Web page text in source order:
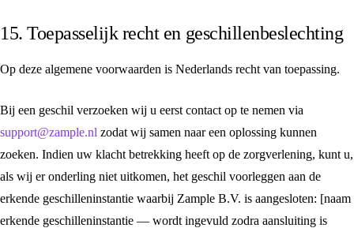
15. Toepasselijk recht en geschillenbeslechting
Op deze algemene voorwaarden is Nederlands recht van toepassing.
Bij een geschil verzoeken wij u eerst contact op te nemen via
support@zample.nl zodat wij samen naar een oplossing kunnen
zoeken. Indien uw klacht betrekking heeft op de zorgverlening, kunt u,
als wij er onderling niet uitkomen, het geschil voorleggen aan de
erkende geschilleninstantie waarbij Zample B.V. is aangesloten: [naam
erkende geschilleninstantie — wordt ingevuld zodra aansluiting is